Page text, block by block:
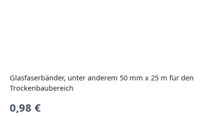
Glasfaserbänder, unter anderem 50 mm x 25 m für den
Trockenbaubereich
0,98 €